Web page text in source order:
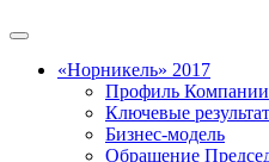
«Норникель» 2017
Профиль Компании
Ключевые
Бизнес-модель
Обращение